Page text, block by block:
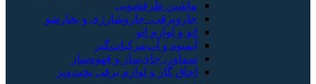
ماشین ظرفشویی
جاروبرقی، جاروشارژی و بخارشو
اتو و لوازم اتو
آبمیوه و آب‌مرکبات‌گیر
سماور، چای‌ساز و قهوه‌ساز
اجاق گاز و لوازم برقی پخت‌وپز